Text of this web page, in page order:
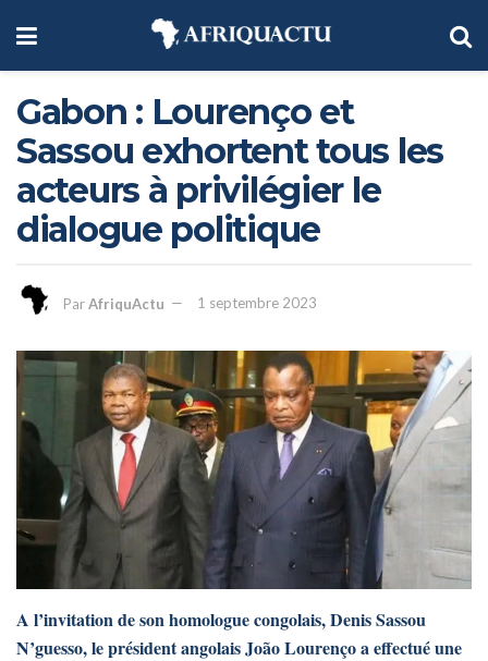
Gabon : Lourenço et
Sassou exhortent tous les
acteurs à privilégier le
dialogue politique
ParAfriquActu 1 septembre 2023
A l’invitation de son homologue congolais, Denis Sassou
N’guesso, le président angolais João Lourenço a effectué une